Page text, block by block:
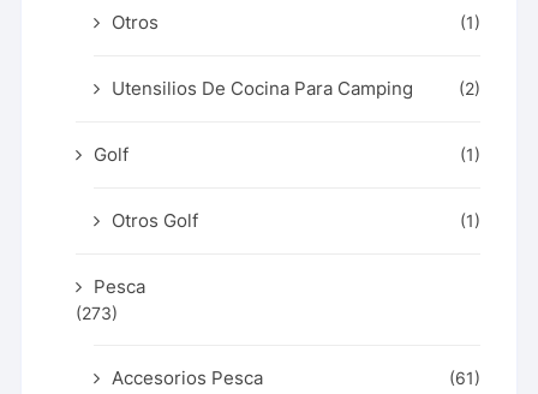
Otros (1)
Utensilios De Cocina Para Camping (2)
Golf (1)
Otros Golf (1)
Pesca
(273)
Accesorios Pesca (61)